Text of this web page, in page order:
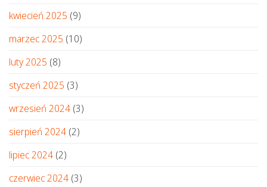
kwiecień 2025 (9)
marzec 2025 (10)
luty 2025 (8)
styczeń 2025 (3)
wrzesień 2024 (3)
sierpień 2024 (2)
lipiec 2024 (2)
czerwiec 2024 (3)